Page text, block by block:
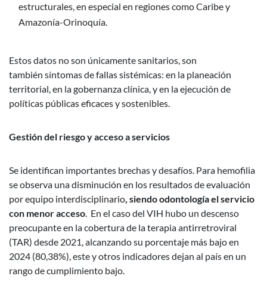
estructurales, en especial en regiones como Caribe y
Amazonía-Orinoquía.
Estos datos no son únicamente sanitarios, son
también síntomas de fallas sistémicas: en la planeación
territorial, en la gobernanza clínica, y en la ejecución de
políticas públicas eficaces y sostenibles.
Gestión del riesgo y acceso a servicios
Se identifican importantes brechas y desafíos. Para hemofilia
se observa una disminución en los resultados de evaluación
por equipo interdisciplinario, siendo odontología el servicio
con menor acceso. En el caso del VIH hubo un descenso
preocupante en la cobertura de la terapia antirretroviral
(TAR) desde 2021, alcanzando su porcentaje más bajo en
2024 (80,38%), este y otros indicadores dejan al país en un
rango de cumplimiento bajo.